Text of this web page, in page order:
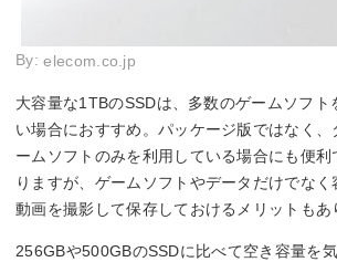
By:elecom.co.jp
大容量な1TBのSSDは、多数のゲームソフト
い場合におすすめ。パッケージ版ではなく
ームソフトのみを利用している場合にも便
りますが、ゲームソフトやデータだけでな
動画を撮影して保存しておけるメリットもあ
256GBや500GBのSSDに比べて空き容量を